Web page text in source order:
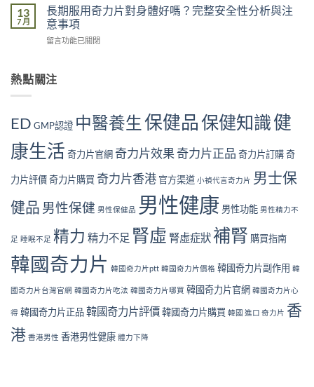
醫
學
角
面
解
原
因：
中
個？〉
腎
虛
症
狀
檢
｜
大
號
與
腎
法〉
力
片
回
購
的
證：
果
真
值
長
用
嗎？〉
中
13
7 月
長期服用奇力片對身體好嗎？完整安全性分析與注
意事項
在
服
用
片
身
體
嗎？
整
性
分
析
注
事
中
留言功能已關閉
熱點關注
ED GMP認證 中醫養生保健品保健知識健
康生活 奇力片官網 奇力片效果 奇力片正品 奇力片訂購奇
力片評價奇力片購買 奇力片香港 官方渠道 小禎代言奇力片 男士保
健品 男性保健 男性保健品 男性健康 男性功能 男性精力不
足 睡眠不足 精力 精力不足 腎虛 腎虛症狀補腎 購買指南
韓國奇力片 韓國奇力片ptt 韓國奇力片價格 韓國奇力片副作用 韓
國奇力片台灣官網 韓國奇力片吃法 韓國奇力片哪買 韓國奇力片官網 韓國奇力片心
得 韓國奇力片正品韓國奇力片評價韓國奇力片購買 韓國 進口 奇力片 香
港 香港男性 香港男性健康 體力下降